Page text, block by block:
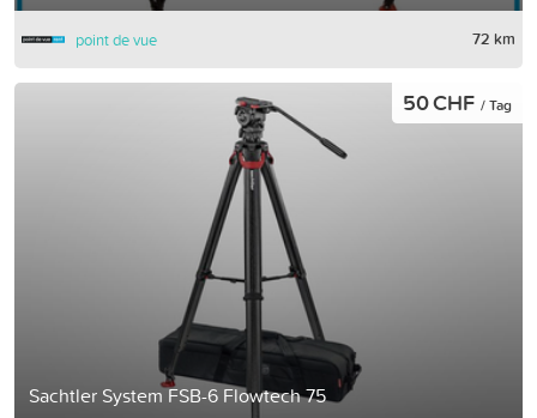
point de vue 72 km
Sachtler System FSB-6 Flowtech 75
50 CHF / Tag